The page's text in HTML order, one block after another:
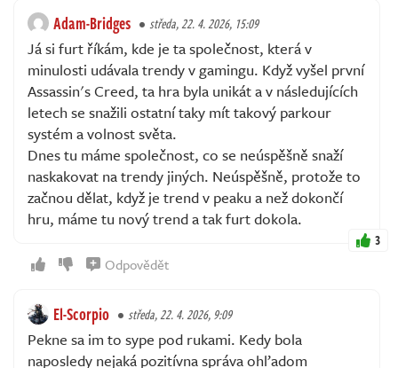
Adam-Bridges středa, 22. 4. 2026, 15:09
Já si furt říkám, kde je ta společnost, která v
minulosti udávala trendy v gamingu. Když vyšel první
Assassin's Creed, ta hra byla unikát a v následujících
letech se snažili ostatní taky mít takový parkour
systém a volnost světa.
Dnes tu máme společnost, co se neúspěšně snaží
naskakovat na trendy jiných. Neúspěšně, protože to
začnou dělat, když je trend v peaku a než dokončí
hru, máme tu nový trend a tak furt dokola.
3
Odpovědět
El-Scorpio středa, 22. 4. 2026, 9:09
Pekne sa im to sype pod rukami. Kedy bola
naposledy nejaká pozitívna správa ohľadom